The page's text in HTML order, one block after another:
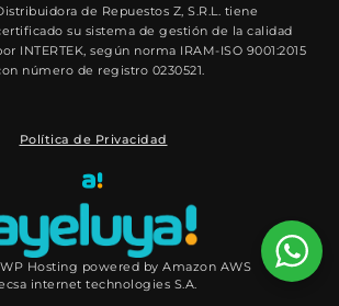
de Repuestos Z, S.R.L. tiene
su sistema de gestión de la calidad
INTERTEK, según norma IRAM-ISO 9001:2015
número de registro 0230521.
Política de Privacidad
Hosting powered by Amazon AWS
internet technologies S.A.